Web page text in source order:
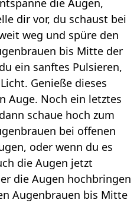
die Augen,
dir vor, du schaust bei
weg und spüre den
bis Mitte der
ein sanftes Pulsieren,
Genieße dieses
Auge. Noch ein letztes
schaue hoch zum
bei offenen
oder wenn du es
die Augen jetzt
die Augen hochbringen
Augenbrauen bis Mitte